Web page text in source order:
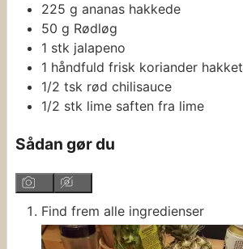
225 g ananas hakkede
50 g Rødløg
1 stk jalapeno
1 håndfuld frisk koriander hakket
1/2 tsk rød chilisauce
1/2 stk lime saften fra lime
Sådan gør du
Find frem alle ingredienser